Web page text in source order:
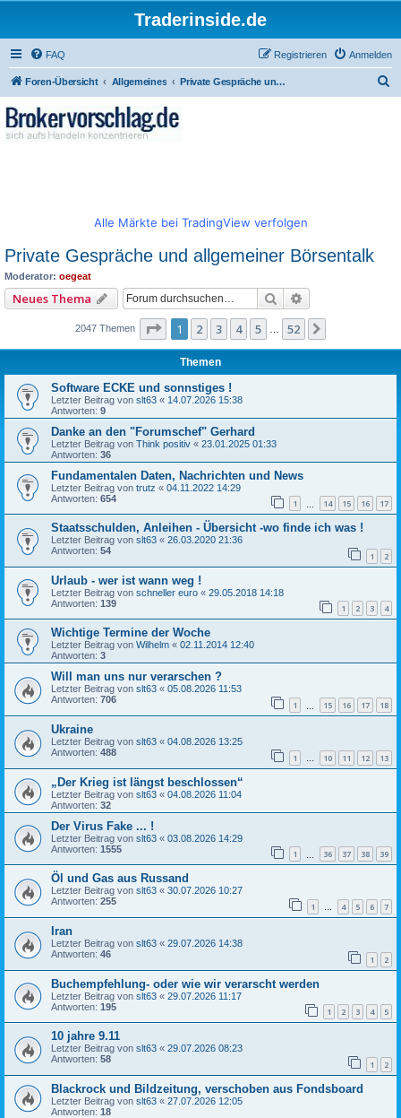
Traderinside.de
FAQ Anmelden
Registrieren
Foren-Übersicht Allgemeines Private Gespräche und allgemeiner Börsentalk
Alle Märkte bei TradingView verfolgen
Private Gespräche und allgemeiner Börsentalk
Moderator: oegeat
Neues Thema Suche
2047 Themen Seite 1von 52
1 2 3 4 5 52
Themen
Software ECKE und sonnstiges !
Letzter Beitrag von slt63 « 14.07.2026 15:38
Antworten: 9
Danke an den "Forumschef" Gerhard
Letzter Beitrag von Think positiv « 23.01.2025 01:33
Antworten: 36
Fundamentalen Daten, Nachrichten und News
Letzter Beitrag von trutz « 04.11.2022 14:29
Antworten: 654 1 14 15 16 17
Staatsschulden, Anleihen - Übersicht -wo finde ich was !
Letzter Beitrag von slt63 « 26.03.2020 21:36
Antworten: 54 1 2
Urlaub - wer ist wann weg !
Letzter Beitrag von schneller euro « 29.05.2018 14:18
Antworten: 139 1 2 3 4
Wichtige Termine der Woche
Letzter Beitrag von Wilhelm « 02.11.2014 12:40
Antworten: 3
Will man uns nur verarschen ?
Letzter Beitrag von slt63 « 05.08.2026 11:53
Antworten: 706 1 15 16 17 18
Ukraine
Letzter Beitrag von slt63 « 04.08.2026 13:25
Antworten: 488 1 … 10 11 12 13
„Der Krieg ist längst beschlossen“
Letzter Beitrag von slt63 « 04.08.2026 11:04
Antworten: 32
Der Virus Fake ... !
Letzter Beitrag von slt63 « 03.08.2026 14:29
Antworten: 1555 1 36 37 38 39
Öl und Gas aus Russand
Letzter Beitrag von slt63 « 30.07.2026 10:27
Antworten: 255 1 … 4 5 6 7
Iran
Letzter Beitrag von slt63 « 29.07.2026 14:38
Antworten: 46 1 2
Buchempfehlung- oder wie wir verarscht werden
Letzter Beitrag von slt63 « 29.07.2026 11:17
Antworten: 195 1 2 3 4 5
10 jahre 9.11
Letzter Beitrag von slt63 « 29.07.2026 08:23
Antworten: 58 1 2
Blackrock und Bildzeitung, verschoben aus Fondsboard
Letzter Beitrag von slt63 « 27.07.2026 12:05
Antworten: 18